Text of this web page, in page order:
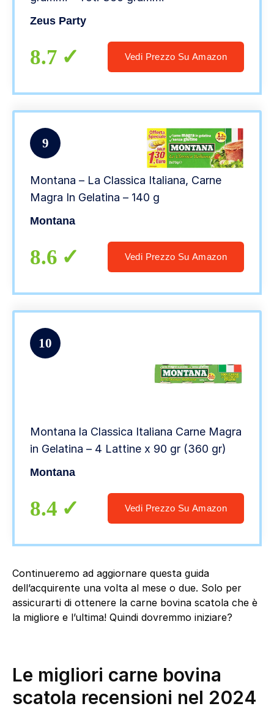
Zeus Party
8.7 Vedi Prezzo Su Amazon
9
Montana – La Classica Italiana, Carne
Magra In Gelatina – 140 g
Montana
8.6 Vedi Prezzo Su Amazon
10
Montana la Classica Italiana Carne Magra
in Gelatina – 4 Lattine x 90 gr (360 gr)
Montana
8.4 Vedi Prezzo Su Amazon
Continueremo ad aggiornare questa guida
dell’acquirente una volta al mese o due. Solo per
assicurarti di ottenere la carne bovina scatola che è
la migliore e l’ultima! Quindi dovremmo iniziare?
Le migliori carne bovina
scatola recensioni nel 2024